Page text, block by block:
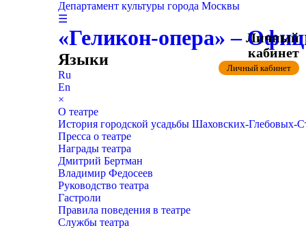
Департамент культуры города Москвы
☰
«Геликон-опера» –
Языки
Ru
En
×
О театре
История городской усадьбы Шаховских-
Пресса о театре
Награды театра
Дмитрий Бертман
Владимир Федосеев
Руководство театра
Гастроли
Правила поведения в театре
Службы театра
Личный
кабинет
Личный кабинет